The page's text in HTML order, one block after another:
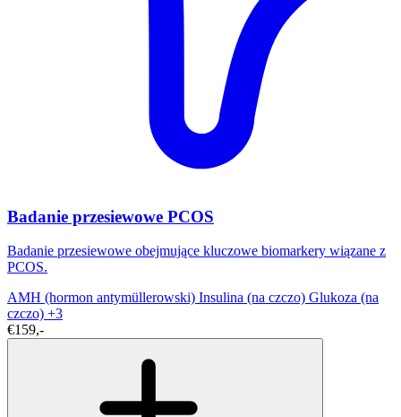
Badanie przesiewowe PCOS
Badanie przesiewowe obejmujące kluczowe biomarkery wiązane z
PCOS.
AMH (hormon antymüllerowski) Insulina (na czczo) Glukoza (na
czczo) +3
€159,-